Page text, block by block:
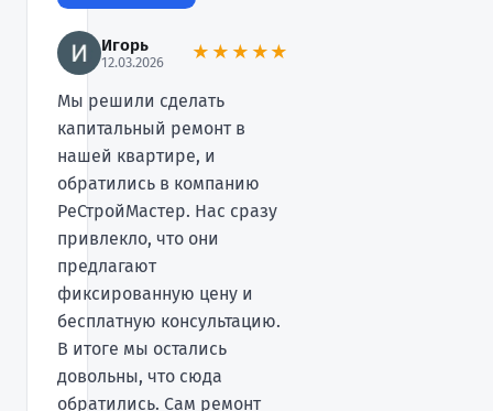
Игорь
12.03.2026 ★★★★★
Мы решили сделать
капитальный ремонт в
нашей квартире, и
обратились в компанию
РеСтройМастер. Нас сразу
привлекло, что они
предлагают
фиксированную цену и
бесплатную консультацию.
В итоге мы остались
довольны, что сюда
обратились. Сам ремонт